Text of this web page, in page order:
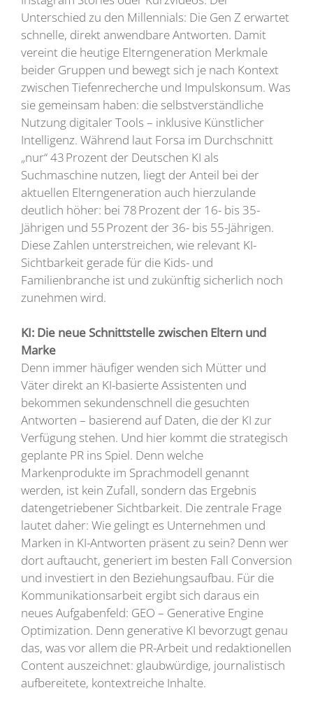
Unterschied zu den Millennials: Die Gen Z erwartet
schnelle, direkt anwendbare Antworten. Damit
vereint die heutige Elterngeneration Merkmale
beider Gruppen und bewegt sich je nach Kontext
zwischen Tiefenrecherche und Impulskonsum. Was
sie gemeinsam haben: die selbstverständliche
Nutzung digitaler Tools – inklusive Künstlicher
Intelligenz. Während laut Forsa im Durchschnitt
„nur“ 43 Prozent der Deutschen KI als
Suchmaschine nutzen, liegt der Anteil bei der
aktuellen Elterngeneration auch hierzulande
deutlich höher: bei 78 Prozent der 16- bis 35-
Jährigen und 55 Prozent der 36- bis 55-Jährigen.
Diese Zahlen unterstreichen, wie relevant KI-
Sichtbarkeit gerade für die Kids- und
Familienbranche ist und zukünftig sicherlich noch
zunehmen wird.
KI: Die neue Schnittstelle zwischen Eltern und
Marke
Denn immer häufiger wenden sich Mütter und
Väter direkt an KI-basierte Assistenten und
bekommen sekundenschnell die gesuchten
Antworten – basierend auf Daten, die der KI zur
Verfügung stehen. Und hier kommt die strategisch
geplante PR ins Spiel. Denn welche
Markenprodukte im Sprachmodell genannt
werden, ist kein Zufall, sondern das Ergebnis
datengetriebener Sichtbarkeit. Die zentrale Frage
lautet daher: Wie gelingt es Unternehmen und
Marken in KI-Antworten präsent zu sein? Denn wer
dort auftaucht, generiert im besten Fall Conversion
und investiert in den Beziehungsaufbau. Für die
Kommunikationsarbeit ergibt sich daraus ein
neues Aufgabenfeld: GEO – Generative Engine
Optimization. Denn generative KI bevorzugt genau
das, was vor allem die PR-Arbeit und redaktionellen
Content auszeichnet: glaubwürdige, journalistisch
aufbereitete, kontextreiche Inhalte.